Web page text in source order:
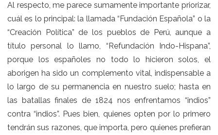
Al respecto, me parece sumamente importante priorizar,
cuál es lo principal: la llamada “Fundación Española” o la
“Creación Política” de los pueblos de Perú, aunque a
título personal lo llamo, “Refundación Indo-Hispana”,
porque los españoles no todo lo hicieron solos, el
aborigen ha sido un complemento vital, indispensable a
lo largo de su permanencia en nuestro suelo; hasta en
las batallas finales de 1824 nos enfrentamos “indios”
contra “indios”. Pues bien, quienes opten por lo primero
tendrán sus razones, que importa, pero quienes prefieran